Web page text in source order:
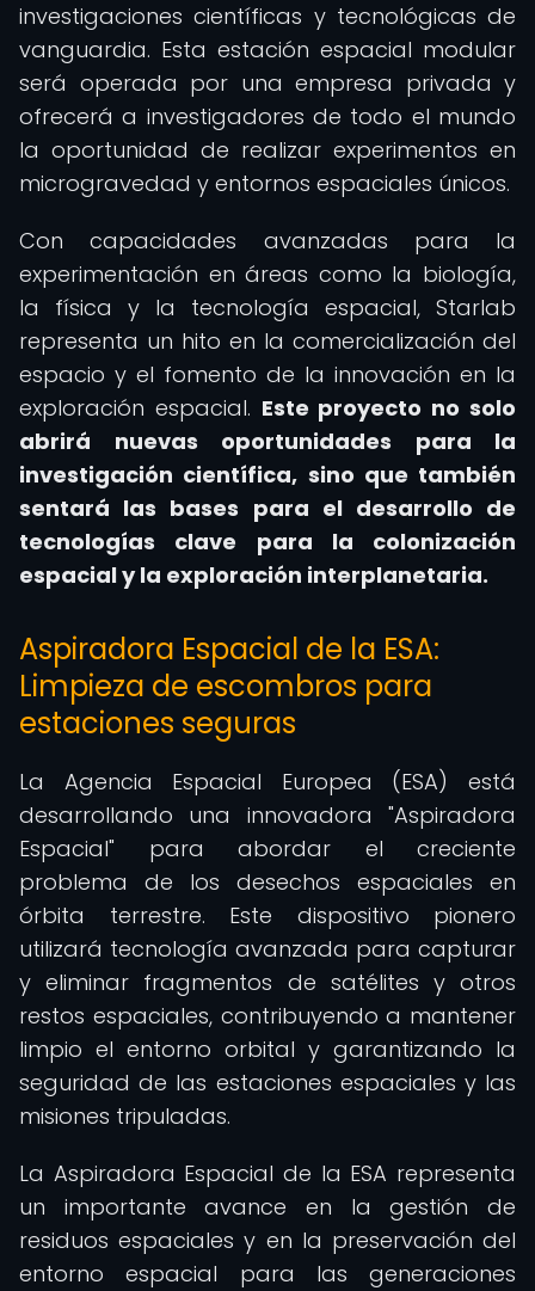
investigaciones científicas y tecnológicas de
vanguardia. Esta estación espacial modular
será operada por una empresa privada y
ofrecerá a investigadores de todo el mundo
la oportunidad de realizar experimentos en
microgravedad y entornos espaciales únicos.
Con capacidades avanzadas para la
experimentación en áreas como la biología,
la física y la tecnología espacial, Starlab
representa un hito en la comercialización del
espacio y el fomento de la innovación en la
exploración espacial. Este proyecto no solo
abrirá nuevas oportunidades para la
investigación científica, sino que también
sentará las bases para el desarrollo de
tecnologías clave para la colonización
espacial y la exploración interplanetaria.
Aspiradora Espacial de la ESA:
Limpieza de escombros para
estaciones seguras
La Agencia Espacial Europea (ESA) está
desarrollando una innovadora "Aspiradora
Espacial" para abordar el creciente
problema de los desechos espaciales en
órbita terrestre. Este dispositivo pionero
utilizará tecnología avanzada para capturar
y eliminar fragmentos de satélites y otros
restos espaciales, contribuyendo a mantener
limpio el entorno orbital y garantizando la
seguridad de las estaciones espaciales y las
misiones tripuladas.
La Aspiradora Espacial de la ESA representa
un importante avance en la gestión de
residuos espaciales y en la preservación del
entorno espacial para las generaciones